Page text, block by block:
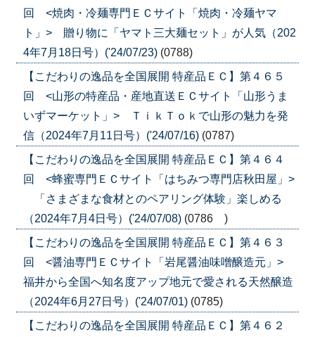
回 <焼肉・冷麺専門ＥＣサイト「焼肉・冷麺ヤマ
ト」> 贈り物に「ヤマト三大麺セット」が人気（202
4年7月18日号）('24/07/23) (0788)
【こだわりの逸品を全国展開 特産品ＥＣ】第４６５
回 <山形の特産品・産地直送ＥＣサイト「山形うま
いずマーケット」> ＴｉｋＴｏｋで山形の魅力を発
信（2024年7月11日号）('24/07/16) (0787)
【こだわりの逸品を全国展開 特産品ＥＣ】第４６４
回 <蜂蜜専門ＥＣサイト「はちみつ専門店秋田屋」>
「さまざまな食材とのペアリング体験」楽しめる
（2024年7月4日号）('24/07/08) (0786 )
【こだわりの逸品を全国展開 特産品ＥＣ】第４６３
回 <醤油専門ＥＣサイト「岩尾醤油味噌醸造元」>
福井から全国へ知名度アップ地元で愛される天然醸造
（2024年6月27日号）('24/07/01) (0785)
【こだわりの逸品を全国展開 特産品ＥＣ】第４６２